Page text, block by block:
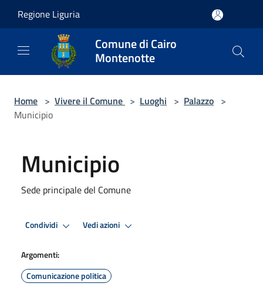
Regione Liguria
Comune di Cairo
Montenotte
Home > Vivere il Comune > Luoghi > Palazzo >
Municipio
Municipio
Sede principale del Comune
Condividi Vedi azioni
Argomenti:
Comunicazione politica